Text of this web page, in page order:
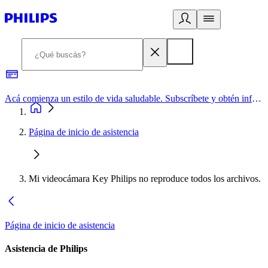
Acá comienza un estilo de vida saludable. Subscríbete y obtén información de primera mano
Página de inicio de asistencia
Mi videocámara Key Philips no reproduce todos los archivos.
Página de inicio de asistencia
Asistencia de Philips